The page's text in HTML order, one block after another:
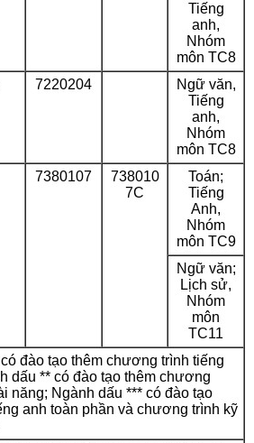
Tiếng
anh,
Nhóm
môn TC8
7220204
Ngữ văn,
Tiếng
anh,
Nhóm
môn TC8
7380107
738010
7C
Toán;
Tiếng
Anh,
Nhóm
môn TC9
Ngữ văn;
Lịch sử,
Nhóm
môn
TC11
có đào tạo thêm chương trình tiếng
dấu ** có đào tạo thêm chương
năng; Ngành dấu *** có đào tạo
anh toàn phần và chương trình kỹ